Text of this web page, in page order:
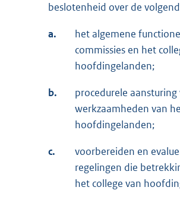
beslotenheid over de
a.
het algemene
commissies en het
hoofdingelanden;
b.
procedurele aansturing
werkzaamheden van
hoofdingelanden;
c.
voorbereiden en
regelingen die
het college van